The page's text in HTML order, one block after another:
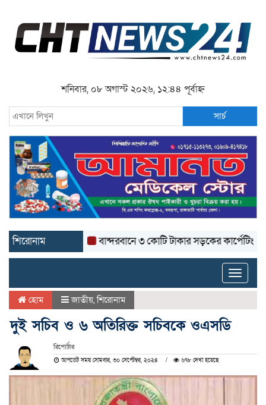
শনিবার, ০৮ অগাস্ট ২০২৬, ১২:৪৪ পূর্বাহ্ন
সার্চ
শিরোনাম বান্দরবানে ৩ কোটি টাকার সড়কের কার্পেটিং উঠে
Toggle
হোম জাতীয়,শিরোনাম
দুই সচিব ও ৬ অতিরিক্ত সচিবকে ওএসডি
রিপোর্টার
আপডেট সময় সোমবার, ৩০ সেপ্টেম্বর, ২০২৪ ৬৭৮ দেখা হয়েছে